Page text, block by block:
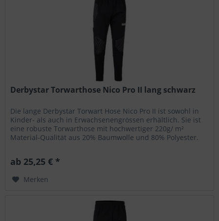
Derbystar Torwarthose Nico Pro II lang schwarz
Die lange Derbystar Torwart Hose Nico Pro II ist sowohl in
Kinder- als auch in Erwachsenengrössen erhältlich. Sie ist
eine robuste Torwarthose mit hochwertiger 220g/ m²
Material-Qualität aus 20% Baumwolle und 80% Polyester.
ab 25,25 € *
Merken